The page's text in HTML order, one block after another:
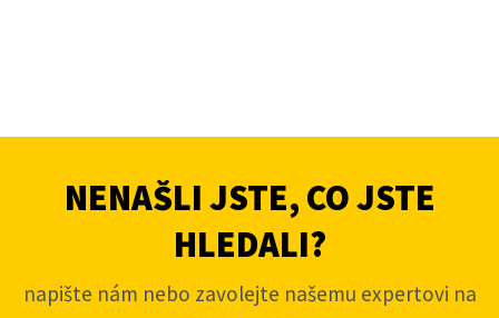
NENAŠLI JSTE, CO JSTE
HLEDALI?
napište nám nebo zavolejte našemu expertovi na